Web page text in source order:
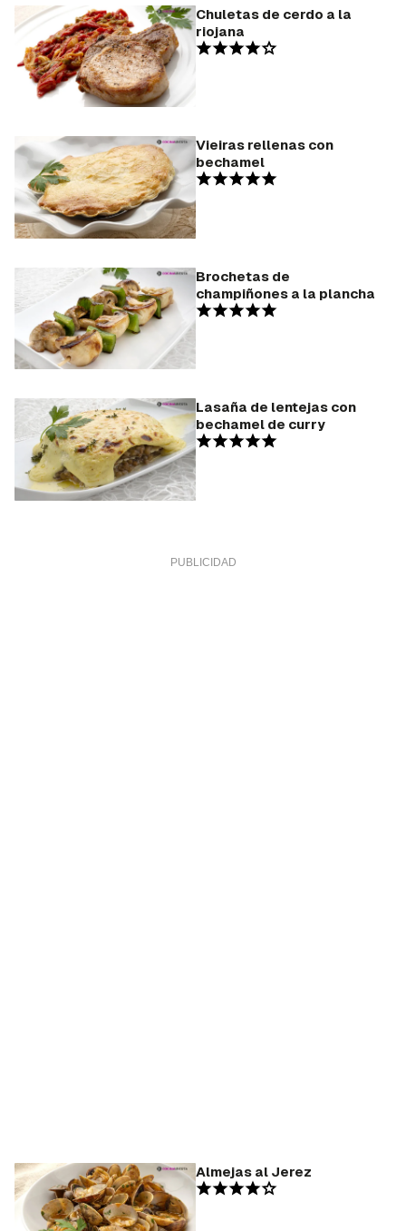
Para poder guardar como favorito, primero has de
iniciar sesión con tu cuenta de Hogarmanía.
INICIAR SESIÓN
Chuletas de cerdo a la
riojana
Vieiras rellenas con
bechamel
Brochetas de
champiñones a la plancha
Lasaña de lentejas con
bechamel de curry
Almejas al Jerez